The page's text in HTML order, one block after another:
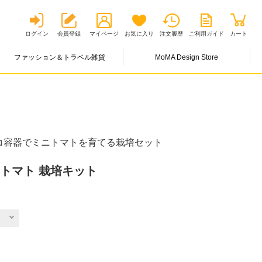
ログイン 会員登録 マイページ お気に入り 注文履歴 ご利用ガイド カート
ファッション＆トラベル雑貨 MoMA Design Store
容器でミニトマトを育てる栽培セット
マト 栽培キット